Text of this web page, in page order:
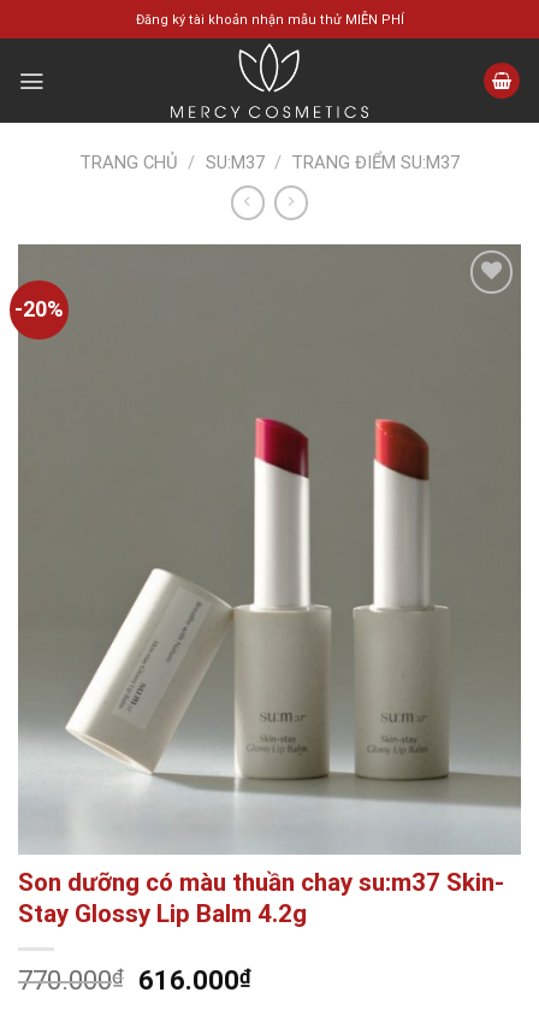
to
Đăng ký tài khoản nhận mẫu thử MIỄN PHÍ
TRANG CHỦ / SU:M37 / TRANG ĐIỂM SU:M37
-20%
Son dưỡng có màu thuần chay su:m37 Skin-
Stay Glossy Lip Balm 4.2g
770.000₫
Giá
616.000₫Giá